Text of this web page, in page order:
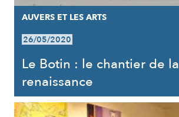
AUVERS ET LES ARTS
26/05/2020
Le Botin : le chantier de la
renaissance